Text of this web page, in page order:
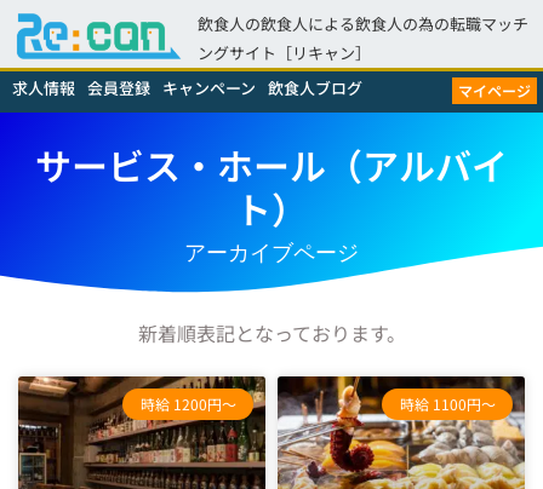
飲食人の飲食人による飲食人の為の転職マッチ
ングサイト［リキャン］
求人情報 会員登録 キャンペーン 飲食人ブログ マイページ
サービス・ホール（アルバイ
ト）
アーカイブページ
新着順表記となっております。
時給 1200円～ 時給 1100円～